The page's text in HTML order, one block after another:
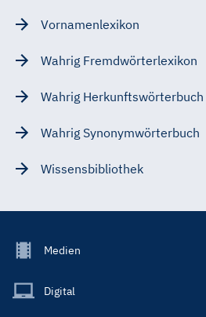
Vornamenlexikon
Wahrig Fremdwörterlexikon
Wahrig Herkunftswörterbuch
Wahrig Synonymwörterbuch
Wissensbibliothek
Footer
Main
Medien
Digital